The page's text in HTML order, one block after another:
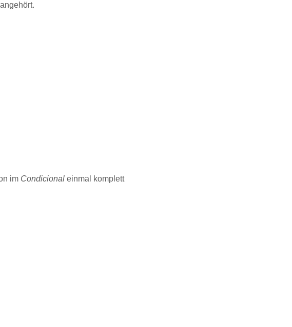
im Condicional einmal komplett